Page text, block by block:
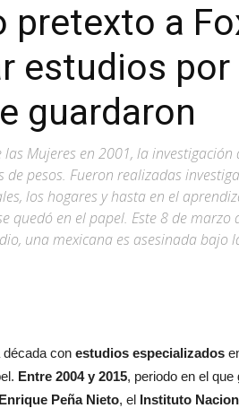
a
estudios
guardaron
Mujeres en 2001, la
pesos. Fueron realizadas
los hogares y hasta en el
quedó en el papel. Este 8 de
una mexicana es asesinada bajo
con estudios especializados
Entre 2004 y 2015, periodo en el que
Enrique Peña Nieto, el Instituto